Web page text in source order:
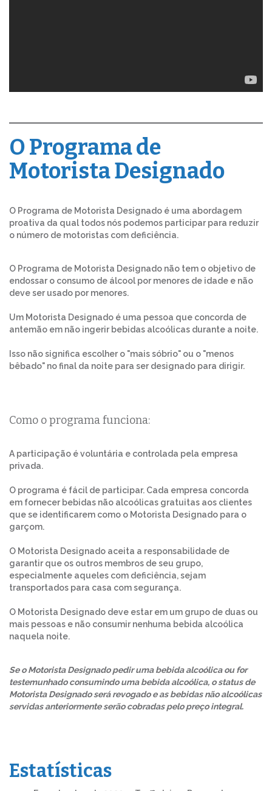
O Programa de
Motorista Designado
O Programa de Motorista Designado é uma abordagem
proativa da qual todos nós podemos participar para reduzir
o número de motoristas com deficiência.
O Programa de Motorista Designado não tem o objetivo de
endossar o consumo de álcool por menores de idade e não
deve ser usado por menores.
Um Motorista Designado é uma pessoa que concorda de
antemão em não ingerir bebidas alcoólicas durante a noite.
Isso não significa escolher o "mais sóbrio" ou o "menos
bêbado" no final da noite para ser designado para dirigir.
Como o programa funciona:
A participação é voluntária e controlada pela empresa
privada.
O programa é fácil de participar. Cada empresa concorda
em fornecer bebidas não alcoólicas gratuitas aos clientes
que se identificarem como o Motorista Designado para o
garçom.
O Motorista Designado aceita a responsabilidade de
garantir que os outros membros de seu grupo,
especialmente aqueles com deficiência, sejam
transportados para casa com segurança.
O Motorista Designado deve estar em um grupo de duas ou
mais pessoas e não consumir nenhuma bebida alcoólica
naquela noite.
Se o Motorista Designado pedir uma bebida alcoólica ou for
testemunhado consumindo uma bebida alcoólica, o status de
Motorista Designado será revogado e as bebidas não alcoólicas
servidas anteriormente serão cobradas pelo preço integral.
Estatísticas